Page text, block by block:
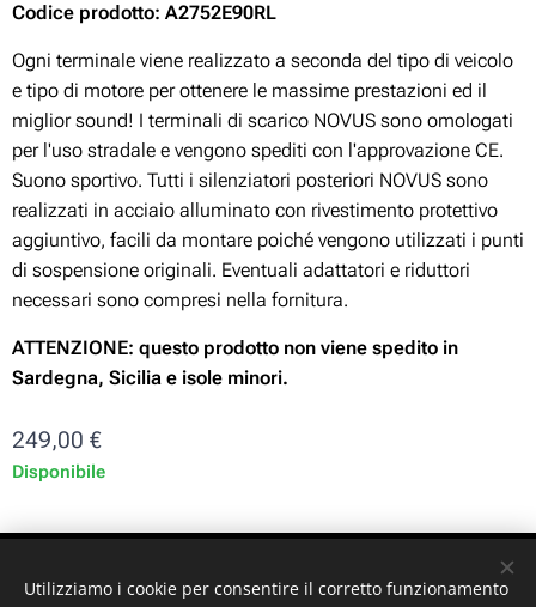
Codice prodotto: A2752E90RL
Ogni terminale viene realizzato a seconda del tipo di veicolo
e tipo di motore per ottenere le massime prestazioni ed il
miglior sound! I terminali di scarico NOVUS sono omologati
per l'uso stradale e vengono spediti con l'approvazione CE.
Suono sportivo. Tutti i silenziatori posteriori NOVUS sono
realizzati in acciaio alluminato con rivestimento protettivo
aggiuntivo, facili da montare poiché vengono utilizzati i punti
di sospensione originali. Eventuali adattatori e riduttori
necessari sono compresi nella fornitura.
ATTENZIONE: questo prodotto non viene spedito in
Sardegna, Sicilia e isole minori.
249,00 €
Disponibile
Utilizziamo i cookie per consentire il corretto funzionamento